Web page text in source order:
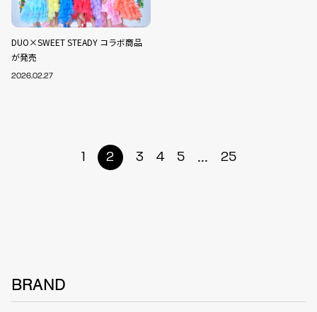
DUO×SWEET STEADY コラボ商品
が発売
2026.02.27
1 2 3 4 5 ... 25
BRAND